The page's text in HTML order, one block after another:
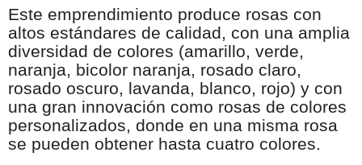
Este emprendimiento produce rosas con
altos estándares de calidad, con una amplia
diversidad de colores (amarillo, verde,
naranja, bicolor naranja, rosado claro,
rosado oscuro, lavanda, blanco, rojo) y con
una gran innovación como rosas de colores
personalizados, donde en una misma rosa
se pueden obtener hasta cuatro colores.